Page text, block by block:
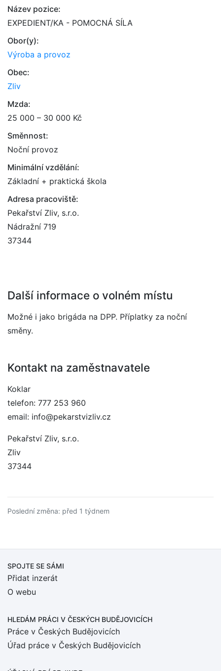
Název pozice:
EXPEDIENT/KA - POMOCNÁ SÍLA
Obor(y):
Výroba a provoz
Obec:
Zliv
Mzda:
25 000 – 30 000 Kč
Směnnost:
Noční provoz
Minimální vzdělání:
Základní + praktická škola
Adresa pracoviště:
Pekařství Zliv, s.r.o.
Nádražní 719
37344
Další informace o volném místu
Možné i jako brigáda na DPP. Příplatky za noční
směny.
Kontakt na zaměstnavatele
Koklar
telefon: 777 253 960
email: info@pekarstvizliv.cz
Pekařství Zliv, s.r.o.
Zliv
37344
Poslední změna: před 1 týdnem
SPOJTE SE SÁMI
Přidat inzerát
O webu
HLEDÁM PRÁCI V ČESKÝCH BUDĚJOVICÍCH
Práce v Českých Budějovicích
Úřad práce v Českých Budějovicích